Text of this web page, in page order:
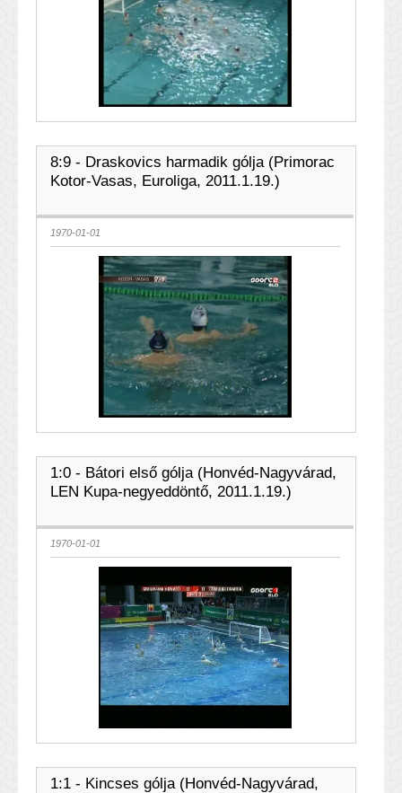
8:9 - Draskovics harmadik gólja (Primorac
Kotor-Vasas, Euroliga, 2011.1.19.)
1970-01-01
1:0 - Bátori első gólja (Honvéd-Nagyvárad,
LEN Kupa-negyeddöntő, 2011.1.19.)
1970-01-01
1:1 - Kincses gólja (Honvéd-Nagyvárad,